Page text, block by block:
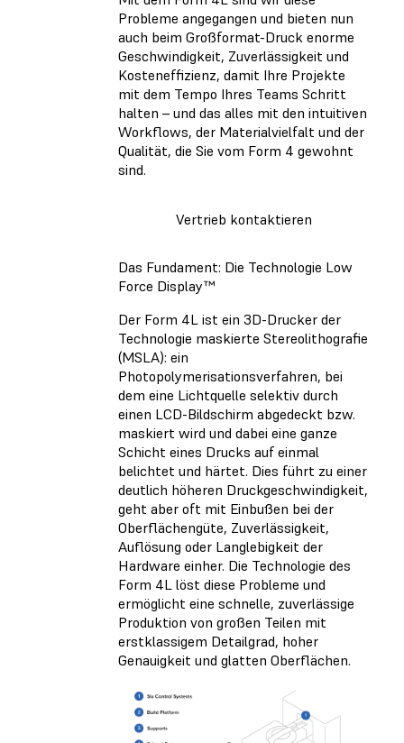
Probleme angegangen und bieten nun
auch beim Großformat-Druck enorme
Geschwindigkeit, Zuverlässigkeit und
Kosteneffizienz, damit Ihre Projekte
mit dem Tempo Ihres Teams Schritt
halten – und das alles mit den intuitiven
Workflows, der Materialvielfalt und der
Qualität, die Sie vom Form 4 gewohnt
sind.
Vertrieb kontaktieren
Das Fundament: Die Technologie Low
Force Display™
Der Form 4L ist ein 3D-Drucker der
Technologie maskierte Stereolithografie
(MSLA): ein
Photopolymerisationsverfahren, bei
dem eine Lichtquelle selektiv durch
einen LCD-Bildschirm abgedeckt bzw.
maskiert wird und dabei eine ganze
Schicht eines Drucks auf einmal
belichtet und härtet. Dies führt zu einer
deutlich höheren Druckgeschwindigkeit,
geht aber oft mit Einbußen bei der
Oberflächengüte, Zuverlässigkeit,
Auflösung oder Langlebigkeit der
Hardware einher. Die Technologie des
Form 4L löst diese Probleme und
ermöglicht eine schnelle, zuverlässige
Produktion von großen Teilen mit
erstklassigem Detailgrad, hoher
Genauigkeit und glatten Oberflächen.